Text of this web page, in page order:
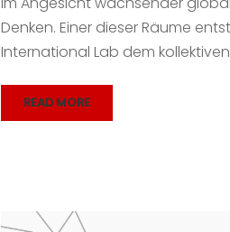
Denken. Einer dieser Räume
International Lab dem
READ MORE